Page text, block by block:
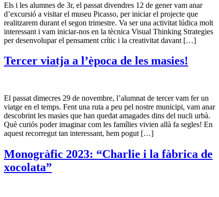
Els i les alumnes de 3r, el passat divendres 12 de gener vam anar
d’excursió a visitar el museu Picasso, per iniciar el projecte que
realitzarem durant el segon trimestre. Va ser una activitat lúdica molt
interessant i vam iniciar-nos en la tècnica Visual Thinking Strategies
per desenvolupar el pensament crític i la creativitat davant […]
Tercer viatja a l’època de les masies!
El passat dimecres 29 de novembre, l’alumnat de tercer vam fer un
viatge en el temps. Fent una ruta a peu pel nostre municipi, vam anar
descobrint les masies que han quedat amagades dins del nucli urbà.
Què curiós poder imaginar com les famílies vivien allà fa segles! En
aquest recorregut tan interessant, hem pogut […]
Monogràfic 2023: “Charlie i la fàbrica de
xocolata”